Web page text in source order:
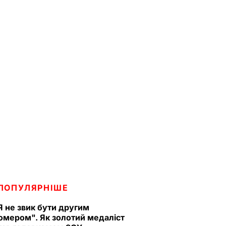
не звик бути другим
Як золотий медаліст